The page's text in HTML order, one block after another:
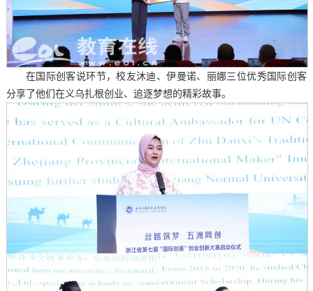
在国际创客说环节，校友沐迪、伊曼诺、丽娜三位优秀国际创客
分享了他们在义乌扎根创业、追逐梦想的精彩故事。